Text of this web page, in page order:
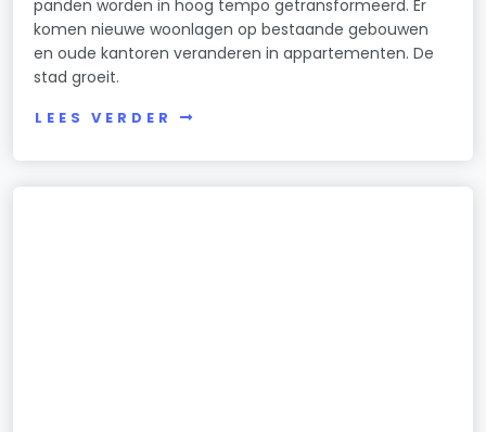
panden worden in hoog tempo getransformeerd. Er
komen nieuwe woonlagen op bestaande gebouwen
en oude kantoren veranderen in appartementen. De
stad groeit.
LEES VERDER